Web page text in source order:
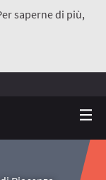
saperne di più,
esterno)